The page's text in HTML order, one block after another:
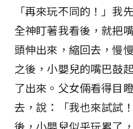
「再來玩不同的！」我
全神盯著我看後，就把
頭伸出來，縮回去，慢
之後，小嬰兒的嘴巴鼓
了出來。父女倆看得目
去，說：「我也來試試